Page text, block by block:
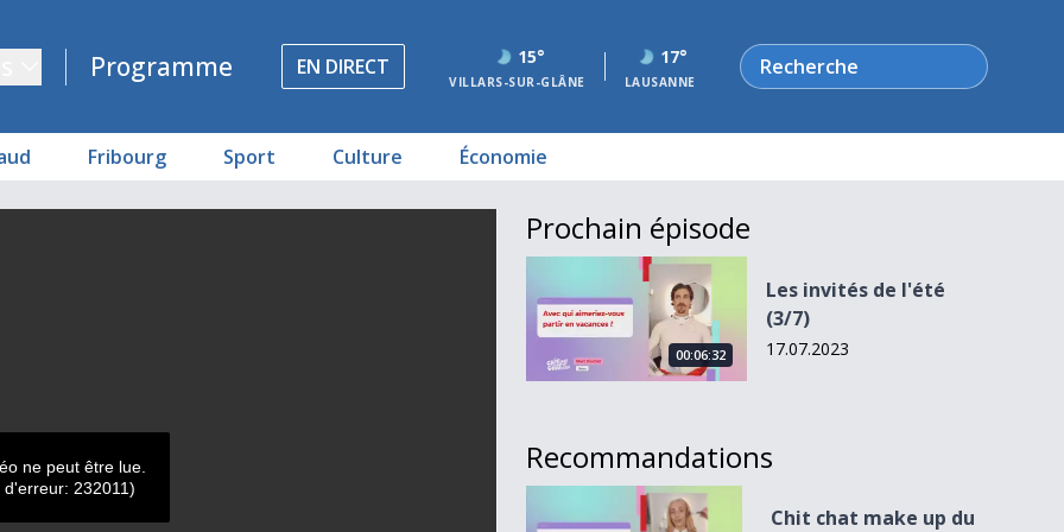
Programme EN DIRECT 15°
VILLARS-SUR-GLÂNE
17°
LAUSANNE
Rechercher
Fribourg Sport Culture Économie
ne peut être lue.
d'erreur: 232011)
Prochain épisode
Les invités de l&#039;été (3/7)
00:06:32
Les invités de l'été
(3/7)
17.07.2023
Recommandations
Chit chat make up du 17 octobre 2022
Chit chat make up du